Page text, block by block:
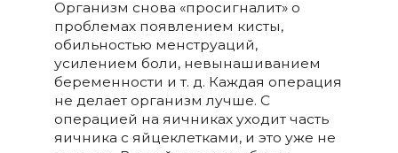
Организм снова «просигналит» о
проблемах появлением кисты,
обильностью менструаций,
усилением боли, невынашиванием
беременности и т. д. Каждая операция
не делает организм лучше. С
операцией на яичниках уходит часть
яичника с яйцеклетками, и это уже не